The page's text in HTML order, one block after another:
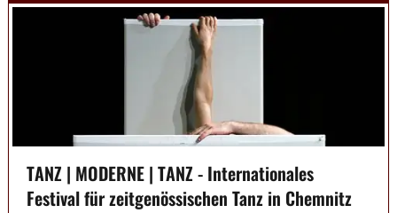
TANZ | MODERNE | TANZ - Internationales
Festival für zeitgenössischen Tanz in Chemnitz